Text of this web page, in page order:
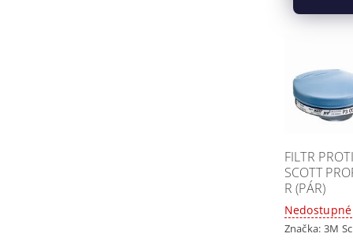
FILTR
SCOTT
R (PÁR)
Nedostupné
Značka:3M